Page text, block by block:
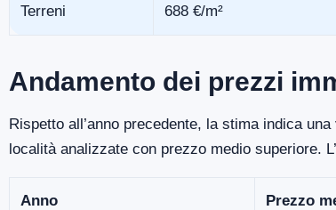
Terreni 688 €/m²
Andamento dei prezzi
Rispetto all’anno precedente, la stima indica
località analizzate con prezzo medio superiore.
Anno Prezzo